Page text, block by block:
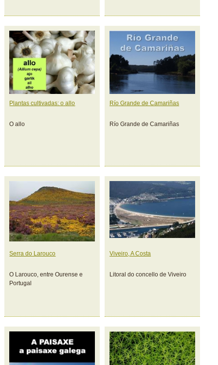
Plantas cultivadas: o allo
O allo
Río Grande de Camariñas
Río Grande de Camariñas
Serra do Larouco
O Larouco, entre Ourense e
Portugal
Viveiro, A Costa
Litoral do concello de Viveiro